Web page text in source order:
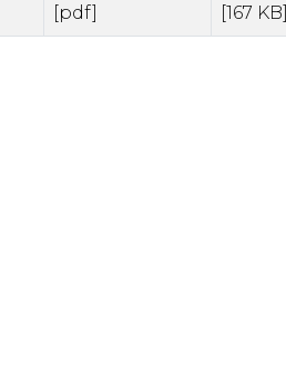
[pdf] [167 KB]